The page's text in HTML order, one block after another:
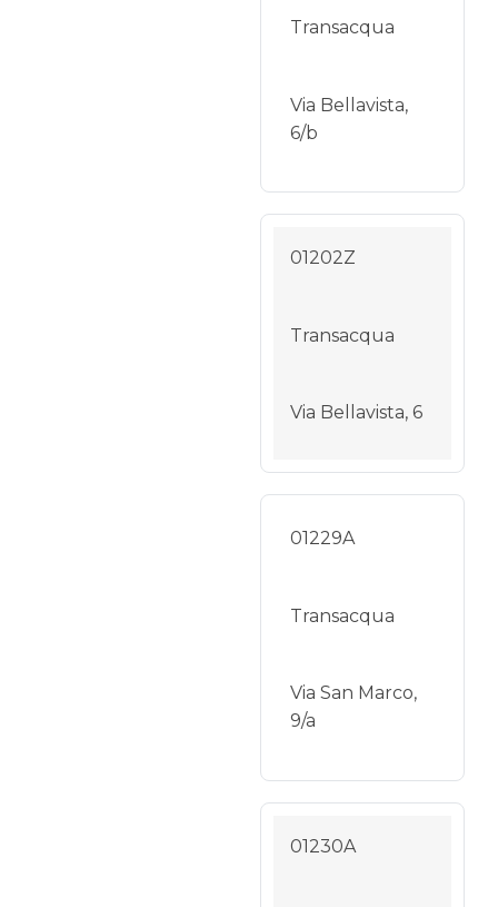
Transacqua
Via Bellavista,
6/b
01202Z
Transacqua
Via Bellavista, 6
01229A
Transacqua
Via San Marco,
9/a
01230A